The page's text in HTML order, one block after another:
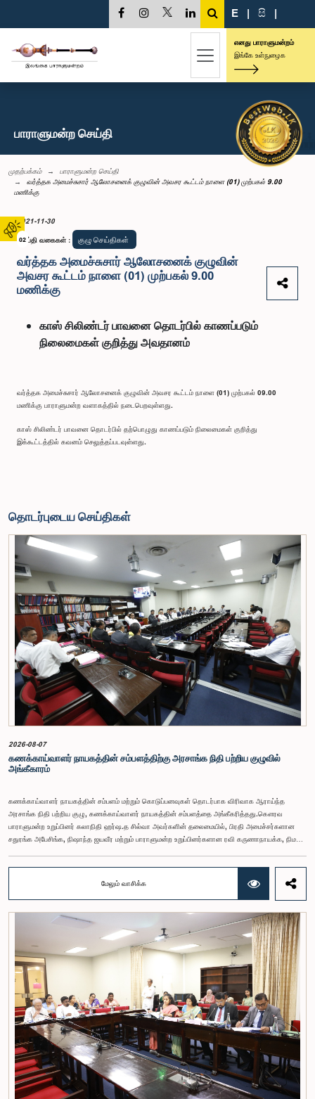
02
E | සි |
எனது பாராளுமன்றம்
இங்கே உள்நுழைக
பாராளுமன்ற செய்தி
முதற்பக்கம்
பாராளுமன்ற செய்தி
வர்த்தக அமைச்சுசார் ஆலோசனைக் குழுவின் அவசர கூட்டம் நாளை (01) முற்பகல் 9.00
மணிக்கு
2021-11-30
செய்தி வகைகள் : குழு செய்திகள்
வர்த்தக அமைச்சுசார் ஆலோசனைக் குழுவின்
அவசர கூட்டம் நாளை (01) முற்பகல் 9.00
மணிக்கு
காஸ் சிலிண்டர் பாவனை தொடர்பில் காணப்படும்
நிலைமைகள் குறித்து அவதானம்
வர்த்தக அமைச்சுசார் ஆலோசனைக் குழுவின் அவசர கூட்டம் நாளை (01) முற்பகல் 09.00
மணிக்கு பாராளுமன்ற வளாகத்தில் நடைபெறவுள்ளது.
காஸ் சிலிண்டர் பாவனை தொடர்பில் தற்பொழுது காணப்படும் நிலைமைகள் குறித்து
இக்கூட்டத்தில் கவனம் செலுத்தப்படவுள்ளது.
தொடர்புடைய செய்திகள்
2026-08-07
கணக்காய்வாளர் நாயகத்தின் சம்பளத்திற்கு அரசாங்க நிதி பற்றிய குழுவில்
அங்கீகாரம்
கணக்காய்வாளர் நாயகத்தின் சம்பளம் மற்றும் கொடுப்பனவுகள் தொடர்பாக விரிவாக ஆராய்ந்த
அரசாங்க நிதி பற்றிய குழு, கணக்காய்வாளர் நாயகத்தின் சம்பளத்தை அங்கீகரித்தது.கௌரவ
பாராளுமன்ற உறுப்பினர் கலாநிதி ஹர்ஷ.த சில்வா அவர்களின் தலைமையில், பிரதி அமைச்சர்களான
சதுரங்க அபேசிங்க, நிஷாந்த ஜயவீர மற்றும் பாராளுமன்ற உறுப்பினர்களான ரவி கருணாநாயக்க, நிமல்
நிதி பற்றிய குழுக் கூட்டத்திலேயே இந்த அங்கீகாரம் வழங்கப்பட்டது.இலங்கை ஜனநாயக சோசலிசக்
குடியரசின் அரசியலமைப்பின் 153(2) ஆம் உறுப்புரையின் பிரகாரம், கணக்காய்வாளர் நாயகத்தின்
சம்பளம் தொடர்பான பிரேரணை குழுவின் கவனத்திற்கு கொண்டு வரப்பட்டது.இதன்போது,
கணக்காய்வாளர் நாயகத்தின் பொறுப்புகள், அரச நிதி மேற்பார்வை மற்றும் கணக்காய்வுத் துறையின்
சுயாதீனத் தன்மை உள்ளிட்ட விடயங்களை கருத்தில் கொண்டு, சம்பள மட்டம் தொடர்பாக குழுத்
தலைவர் உள்ளிட்ட உறுப்பினர்கள் தமது கருத்துகளையும் பரிந்துரைகளையும் முன்வைத்தனர்.மேலும்,
அரசியலமைப்பின் 170 ஆம் உறுப்புரையின் பிரகாரம், கணக்காய்வாளர் நாயகம் ஒரு அரசாங்க ஊழியர்
அல்ல என்பதையும், நடைமுறையில் உள்ள அரசாங்க சம்பள அளவுகோலுக்கு வெளியே இப்பதவிக்கான
சம்பளத்தை விசேடமாக பரிசீலிக்க முடியும் என்பதையும் குழு சுட்டிக்காட்டியது.முன்மொழியப்பட்ட சம்பளத்
தொகை, முன்னர் பதவி வகித்த கணக்காய்வாளர் நாயகங்களின் சம்பளங்களையும் கருத்தில் கொண்டு
நிர்ணயிக்கப்பட்டதாக அதிகாரிகள் தெரிவித்தனர். இதற்கு முன்னர், சம்பளங்கள் மற்றும் பணியாளர்
ஆணைக்குழுவே இத்தகைய சம்பளங்களை நிர்ணயித்து வந்த போதிலும், தற்போது அத்தகைய
ஆணைக்குழு இல்லையெனவும் அதிகாரிகள் குறிப்பிட்டனர்.கணக்காய்வாளர் நாயகத்திற்கான
முன்மொழியப்பட்ட சம்பள மட்டத்தை குழு அங்கீகரித்திருந்தாலும், அப்பதவிக்கு வழங்கப்பட்டுள்ள
பொறுப்புகள் மற்றும் கடமைகளின் முக்கியத்துவத்தை கருத்தில் கொண்டு, அந்தச் சம்பளம் மேலும்
உயர்ந்த மட்டத்தில் இருக்க வேண்டும் என்ற கருத்தை குழுத் தலைவர் உள்ளிட்ட உறுப்பினர்கள்
முன்வைத்தனர்.அதன்படி, எதிர்காலத்தில் இச்சம்பள மட்டம் தொடர்பாக மேலும் கவனம் செலுத்தி
தேவையான தீர்மானங்கள் எடுக்கப்பட வேண்டியதன் அவசியம் குழுவில் வலியுறுத்தப்பட்டது. மேலும்,
மேலும் வாசிக்க